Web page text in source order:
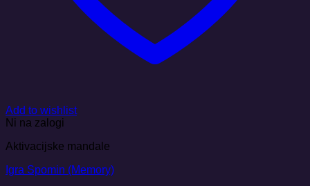
Add to wishlist
Ni na zalogi
Aktivacijske mandale
Igra Spomin (Memory)